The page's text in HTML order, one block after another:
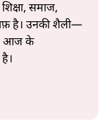
समाज,
है। उनकी शैली—
आज के